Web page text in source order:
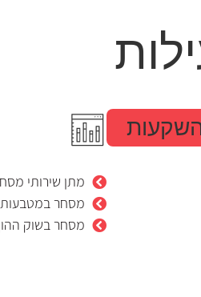
השקעות
מתן שירותי
מסחר במטבעות
מסחר בשוק ההון